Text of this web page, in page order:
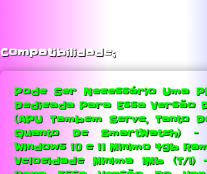
Compatibilidade;
Pode Ser Necessário Uma
Dedicada Para Essa Versão
(APU Tambem Serve, Tanto
Quanto De SmartWatch)
Windows 10 e 11 Minimo 4gb
Velocidade Minima 1Mb (T/1)